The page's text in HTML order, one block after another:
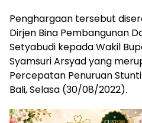
Penghargaan tersebut
Dirjen Bina Pembangunan
Setyabudi kepada Wakil
Syamsuri Arsyad yang
Percepatan Penuruan
Bali, Selasa (30/08/2022).